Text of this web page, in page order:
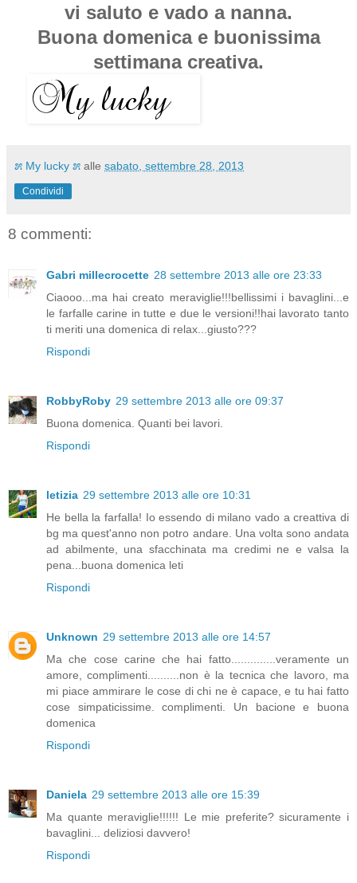
vi saluto e vado a nanna.
Buona domenica e buonissima
settimana creativa.
೫ My lucky ೫ alle sabato, settembre 28, 2013
Condividi
8 commenti:
Gabri millecrocette 28 settembre 2013 alle ore 23:33
Ciaooo...ma hai creato meraviglie!!!bellissimi i bavaglini...e
le farfalle carine in tutte e due le versioni!!hai lavorato tanto
ti meriti una domenica di relax...giusto???
Rispondi
RobbyRoby 29 settembre 2013 alle ore 09:37
Buona domenica. Quanti bei lavori.
Rispondi
letizia 29 settembre 2013 alle ore 10:31
He bella la farfalla! Io essendo di milano vado a creattiva di
bg ma quest'anno non potro andare. Una volta sono andata
ad abilmente, una sfacchinata ma credimi ne e valsa la
pena...buona domenica leti
Rispondi
Unknown 29 settembre 2013 alle ore 14:57
Ma che cose carine che hai fatto..............veramente un
amore, complimenti..........non è la tecnica che lavoro, ma
mi piace ammirare le cose di chi ne è capace, e tu hai fatto
cose simpaticissime. complimenti. Un bacione e buona
domenica
Rispondi
Daniela 29 settembre 2013 alle ore 15:39
Ma quante meraviglie!!!!!! Le mie preferite? sicuramente i
bavaglini... deliziosi davvero!
Rispondi